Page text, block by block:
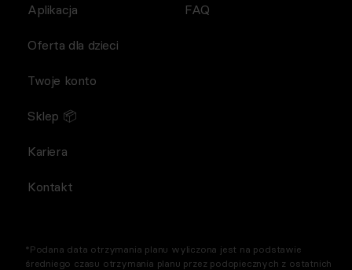
Aplikacja FAQ
Oferta dla dzieci
Twoje konto
Sklep 📦
Kariera
Kontakt
*Podana data otrzymania planu wyliczona jest na podstawie
średniego czasu otrzymania planu przez podopiecznych z ostatnich